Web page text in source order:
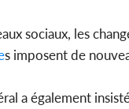
sociaux, les
s imposent de
a également